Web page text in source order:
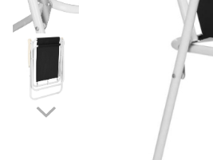
Rigole si scurgere dus
Pare, furtunuri si accesorii
Accesorii dus
Toalete
Seturi WC complete
Rame instalare